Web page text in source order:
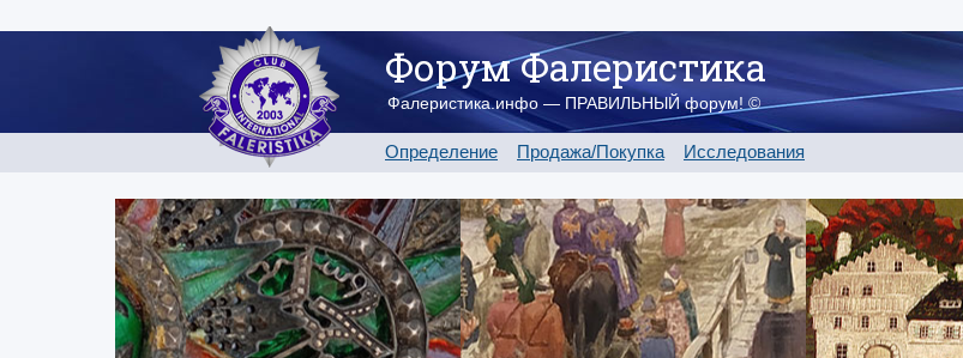
Форум Фалеристика
Фалеристика.инфо — ПРАВИЛЬНЫЙ форум! ©
Определение Продажа/Покупка Исследования